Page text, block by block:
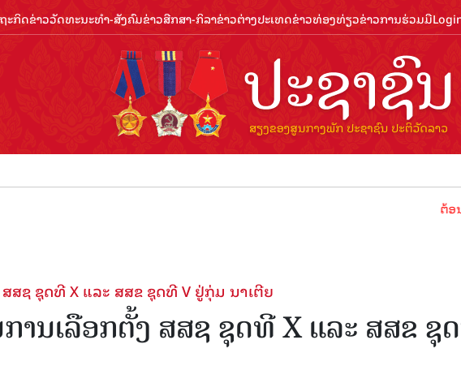
ະກິດຂ່າວວັດທະນະທຳ-ສັງຄົມຂ່າວສືກສາ-ກິລາຂ່າວຕ່າງປະເທດຂ່າວທ່ອງທ່ຽວຂ່າວການຮ່ວມມື
ຕ້ອນຮັບປີທ່ອ
ສຊ ຊຸດທີ X ແລະ ສສຂ ຊຸດທີ V ຢູ່ກຸ່ມ ນາເຕີຍ
ານເລືອກຕັ້ງ ສສຊ ຊຸດທີ X ແລະ ສສຂ ຊຸ